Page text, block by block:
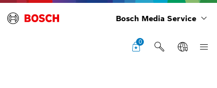
Bosch Media Service
0